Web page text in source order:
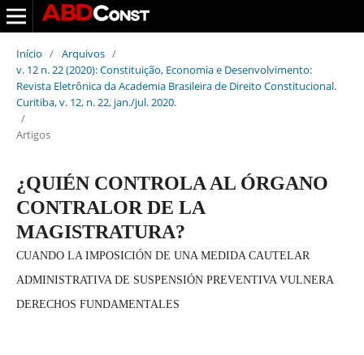
Início / Arquivos /
v. 12 n. 22 (2020): Constituição, Economia e Desenvolvimento:
Revista Eletrônica da Academia Brasileira de Direito Constitucional.
Curitiba, v. 12, n. 22, jan./jul. 2020.
/
Artigos
¿QUIÉN CONTROLA AL ÓRGANO
CONTRALOR DE LA
MAGISTRATURA?
CUANDO LA IMPOSICIÓN DE UNA MEDIDA CAUTELAR
ADMINISTRATIVA DE SUSPENSIÓN PREVENTIVA VULNERA
DERECHOS FUNDAMENTALES